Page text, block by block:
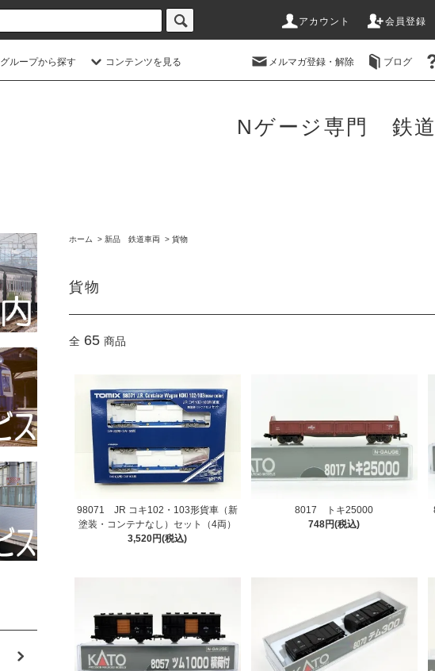
アカウント 会員登録
グループから探す コンテンツを見る メルマガ登録・解除 ブログ
Nゲージ専門 鉄
ホーム > 新品 鉄道車両 > 貨物
貨物
全 65 商品
98071 JR コキ102・103形貨車（新
塗装・コンテナなし）セット（4両）
3,520円(税込)
8017 トキ25000
748円(税込)